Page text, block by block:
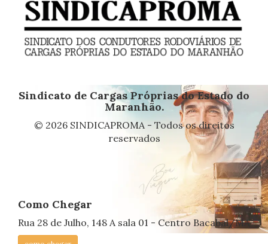
Sindicato de Cargas Próprias do Estado do
Maranhão.
© 2026 SINDICAPROMA - Todos os direitos
reservados
Como Chegar
Rua 28 de Julho, 148 A sala 01 - Centro Bacabal/MA